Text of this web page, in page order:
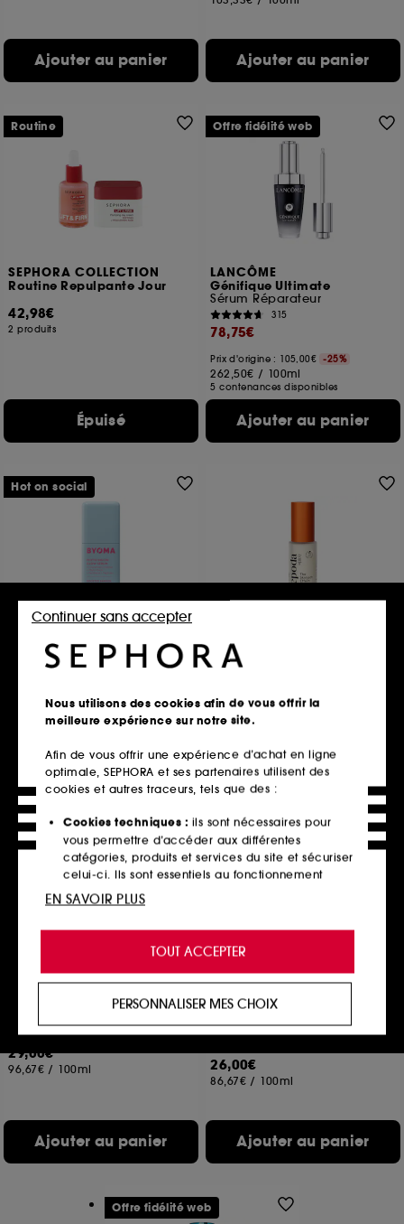
Ajouter au panier Ajouter au panier
SEPHORA COLLECTION
Routine Repulpante Jour
42,98€
2 produits
Épuisé
Routine
LANCÔME
Génifique Ultimate
Sérum Réparateur
315
78,75€
Prix d'origine : 105,00€ -25%
262,50€ / 100ml
5 contenances disponibles
Ajouter au panier
Offre fidélité web
Phyto-Mucin Glow Serum
Sérum Hydratant
/100ml
Ajouter au panier
Hot on social
The Skinject Effect Essence
80,00€ /100ml
Ajouter au panier
294
29,00€
96,67€ / 100ml
Ajouter au panier
Clean at Sephora
Pore Perfecting Collagen
Sérum affinant et resserant les pores
26,00€
86,67€ / 100ml
Ajouter au panier
Offre fidélité web
Nous utilisons des cookies afin de vous offrir la
meilleure expérience sur notre site.
Afin de vous offrir une expérience d’achat en ligne
optimale, SEPHORA et ses partenaires utilisent des
cookies et autres traceurs, tels que des :
Cookies techniques : ils sont nécessaires pour
vous permettre d’accéder aux différentes
catégories, produits et services du site et sécuriser
celui-ci. Ils sont essentiels au fonctionnement
technique du site et ne peuvent être désactivés.
de vous offrir une expérience enrichie et
personnalisée en vous recommandant des
produits, des services et des contenus qui
proposer des offres promotionnelles adaptées à
votre profil.
Cookies réseaux sociaux et publicité :
utilisés pour vous présenter du contenu susceptible
des pages que vous avez consultées, de votre
navigation, et de l'historique de vos interactions.
permettent de réaliser des statistiques de
fréquentation et de navigation sur notre site afin
TOUT ACCEPTER
Continuer sans accepter
PERSONNALISER MES CHOIX
EN SAVOIR PLUS